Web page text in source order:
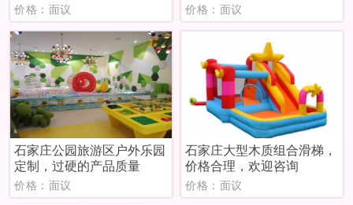
价格：面议 价格：面议
石家庄公园旅游区户外乐园
定制，过硬的产品质量
价格：面议
石家庄大型木质组合滑梯，
价格合理，欢迎咨询
价格：面议